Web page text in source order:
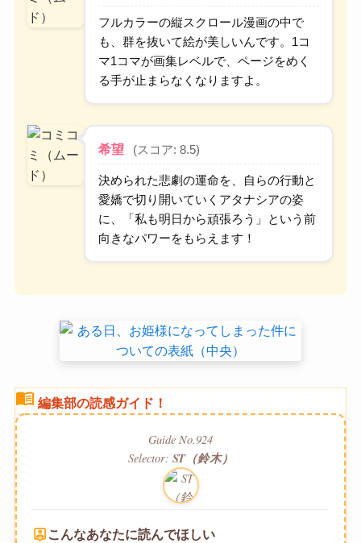
フルカラーの縦スクロール漫画の中で
も、群を抜いて絵が美しいんです。1コ
マ1コマが画集レベルで、ページをめく
る手が止まらなくなりますよ。
希望 (スコア: 8.5)
決められた悲劇の運命を、自らの行動と
愛嬌で切り開いていくアタナシアの姿
に、「私も明日から頑張ろう」という前
向きなパワーをもらえます！
menu_book 編集部の読感ガイド！
Guide No.924
Selector: ST（鈴木）
person_pin こんなあなたに読んでほしい